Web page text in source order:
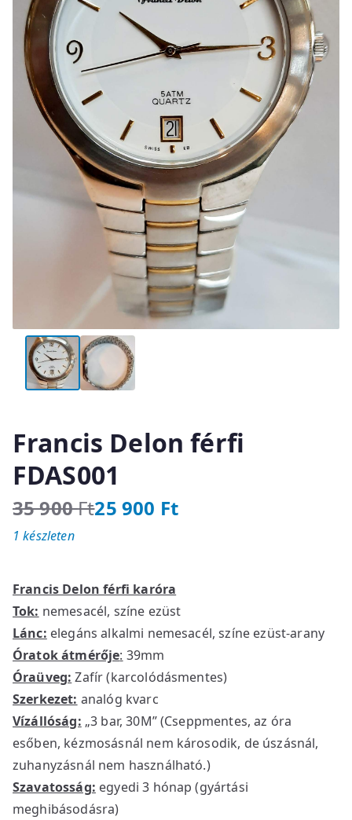
Francis Delon férfi
FDAS001
35 900Ft
O
r
i
n
a
l
p
r
i
e
w
a
s
25 900 Ft
C
u
e
n
t
p
r
i
c
i
s
:
2
Francis Delon férfi karóra
Tok: nemesacél, színe ezüst
Lánc: elegáns alkalmi nemesacél, színe ezüst-arany
Óratok átmérője: 39mm
Óraüveg: Zafír (karcolódásmentes)
Szerkezet: analóg kvarc
Vízállóság: „3 bar, 30M” (Cseppmentes, az óra
esőben, kézmosásnál nem károsodik, de úszásnál,
zuhanyzásnál nem használható.)
Szavatosság: egyedi 3 hónap (gyártási
meghibásodásra)
1 készleten